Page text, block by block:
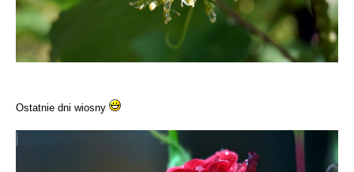
Ostatnie dni wiosny